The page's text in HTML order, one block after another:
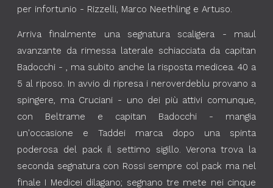
per infortunio - Rizzelli, Marco Neethling e Artuso.
Arriva finalmente una segnatura scaligera - maul
avanzante da rimessa laterale schiacciata da capitan
Badocchi - , ma subito anche la risposta medicea. 40 a
5 al riposo. In avvio di ripresa i neroverdeblu provano a
spingere, ma Cruciani - uno dei più attivi comunque,
con Beltrame e capitan Badocchi - mangia
un'occasione e Taddei marca dopo una spinta
poderosa del pack il settimo sigillo. Verona trova la
seconda segnatura con Rossi sempre col pack ma nel
finale I Medicei dilagano; segnano tre mete nei cinque